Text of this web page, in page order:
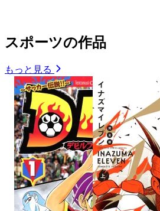
スポーツの作品
もっと見る